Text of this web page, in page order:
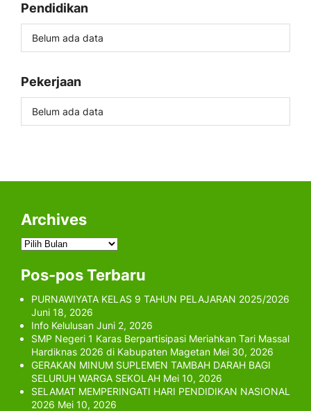
Pendidikan
Belum ada data
Pekerjaan
Belum ada data
Archives
Archives
Pos-pos Terbaru
PURNAWIYATA KELAS 9 TAHUN PELAJARAN 2025/2026
Juni 18, 2026
Info Kelulusan Juni 2, 2026
SMP Negeri 1 Karas Berpartisipasi Meriahkan Tari Massal
Hardiknas 2026 di Kabupaten Magetan Mei 30, 2026
GERAKAN MINUM SUPLEMEN TAMBAH DARAH BAGI
SELURUH WARGA SEKOLAH Mei 10, 2026
SELAMAT MEMPERINGATI HARI PENDIDIKAN NASIONAL
2026 Mei 10, 2026